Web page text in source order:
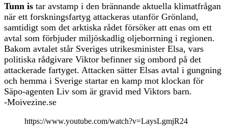
Tunn is tar avstamp i den brännande aktuella klimatfrågan
när ett forskningsfartyg attackeras utanför Grönland,
samtidigt som det arktiska rådet försöker att enas om ett
avtal som förbjuder miljöskadlig oljeborrning i regionen.
Bakom avtalet står Sveriges utrikesminister Elsa, vars
politiska rådgivare Viktor befinner sig ombord på det
attackerade fartyget. Attacken sätter Elsas avtal i gungning
och hemma i Sverige startar en kamp mot klockan för
Säpo-agenten Liv som är gravid med Viktors barn.
-Moivezine.se
https://www.youtube.com/watch?v=LaysLgmjR24